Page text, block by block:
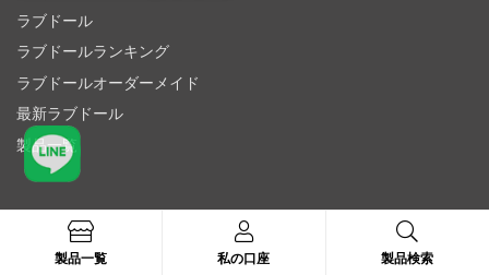
ラブドール
ラブドールランキング
ラブドールオーダーメイド
最新ラブドール
製品一覧
人気の検索
製品一覧 私の口座 製品検索